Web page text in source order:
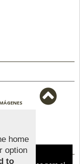
home
option
to